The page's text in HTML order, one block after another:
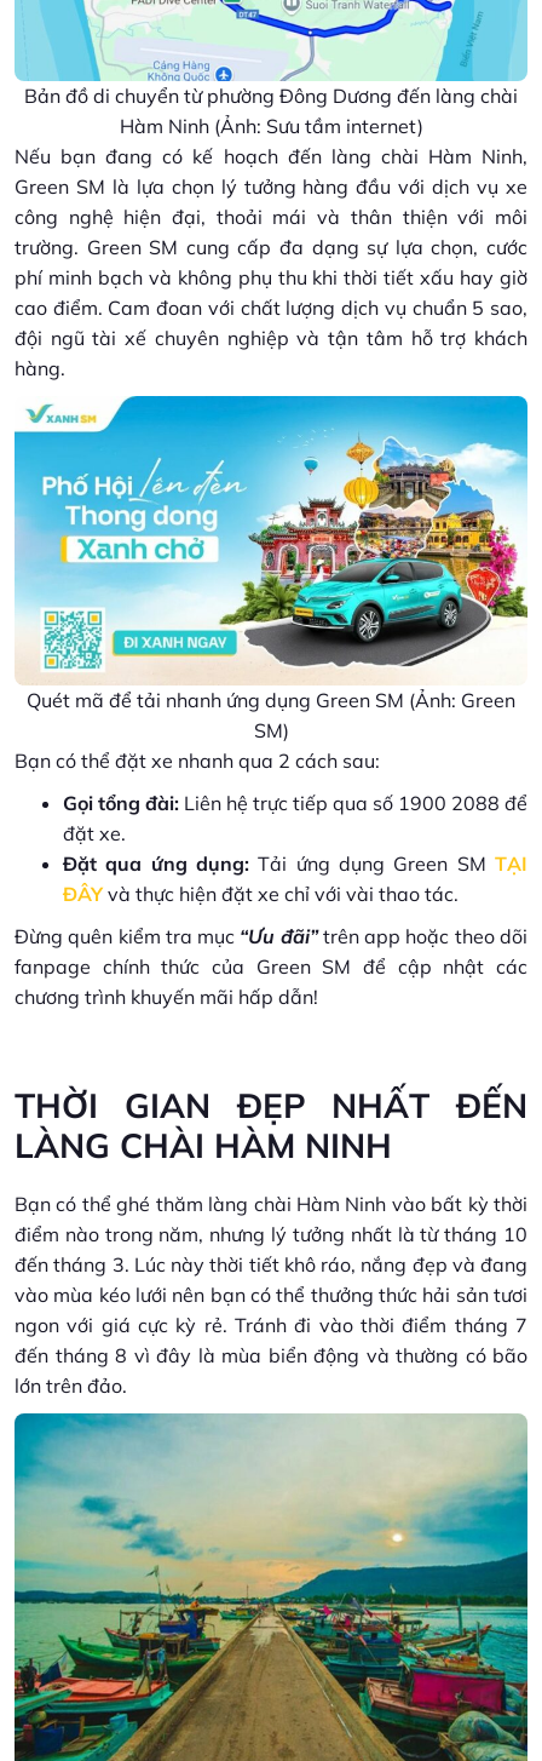
Bản đồ di chuyển từ phường Đông Dương đến làng chài
Hàm Ninh (Ảnh: Sưu tầm internet)
Nếu bạn đang có kế hoạch đến làng chài Hàm Ninh,
Green SM là lựa chọn lý tưởng hàng đầu với dịch vụ xe
công nghệ hiện đại, thoải mái và thân thiện với môi
trường. Green SM cung cấp đa dạng sự lựa chọn, cước
phí minh bạch và không phụ thu khi thời tiết xấu hay giờ
cao điểm. Cam đoan với chất lượng dịch vụ chuẩn 5 sao,
đội ngũ tài xế chuyên nghiệp và tận tâm hỗ trợ khách
hàng.
Quét mã để tải nhanh ứng dụng Green SM (Ảnh: Green
SM)
Bạn có thể đặt xe nhanh qua 2 cách sau:
Gọi tổng đài: Liên hệ trực tiếp qua số 1900 2088 để
đặt xe.
Đặt qua ứng dụng: Tải ứng dụng Green SM TẠI
ĐÂYvà thực hiện đặt xe chỉ với vài thao tác.
Đừng quên kiểm tra mục “Ưu đãi”trên app hoặc theo dõi
fanpage chính thức của Green SM để cập nhật các
chương trình khuyến mãi hấp dẫn!
THỜI GIAN ĐẸP NHẤT ĐẾN
LÀNG CHÀI HÀM NINH
Bạn có thể ghé thăm làng chài Hàm Ninh vào bất kỳ thời
điểm nào trong năm, nhưng lý tưởng nhất là từ tháng 10
đến tháng 3. Lúc này thời tiết khô ráo, nắng đẹp và đang
vào mùa kéo lưới nên bạn có thể thưởng thức hải sản tươi
ngon với giá cực kỳ rẻ. Tránh đi vào thời điểm tháng 7
đến tháng 8 vì đây là mùa biển động và thường có bão
lớn trên đảo.